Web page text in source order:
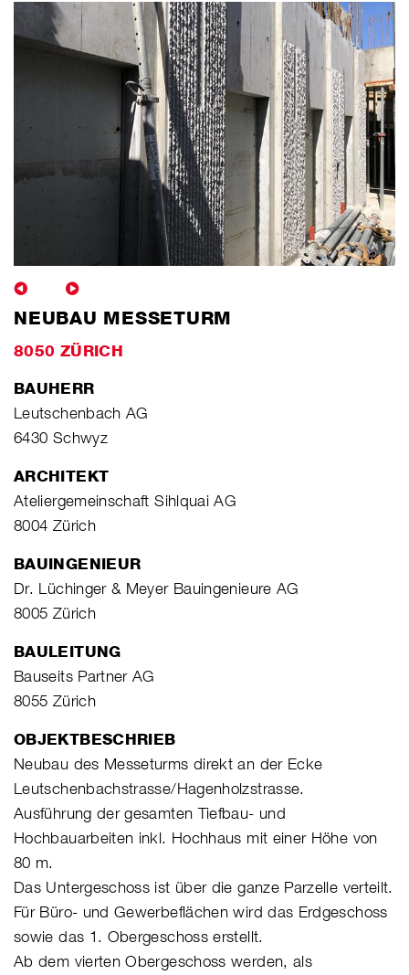
NEUBAU MESSETURM
8050 ZÜRICH
BAUHERR
Leutschenbach AG
6430 Schwyz
ARCHITEKT
Ateliergemeinschaft Sihlquai AG
8004 Zürich
BAUINGENIEUR
Dr. Lüchinger & Meyer Bauingenieure AG
8005 Zürich
BAULEITUNG
Bauseits Partner AG
8055 Zürich
OBJEKTBESCHRIEB
Neubau des Messeturms direkt an der Ecke
Leutschenbachstrasse/Hagenholzstrasse.
Ausführung der gesamten Tiefbau- und
Hochbauarbeiten inkl. Hochhaus mit einer Höhe von
80 m.
Das Untergeschoss ist über die ganze Parzelle verteilt.
Für Büro- und Gewerbeflächen wird das Erdgeschoss
sowie das 1. Obergeschoss erstellt.
Ab dem vierten Obergeschoss werden, als